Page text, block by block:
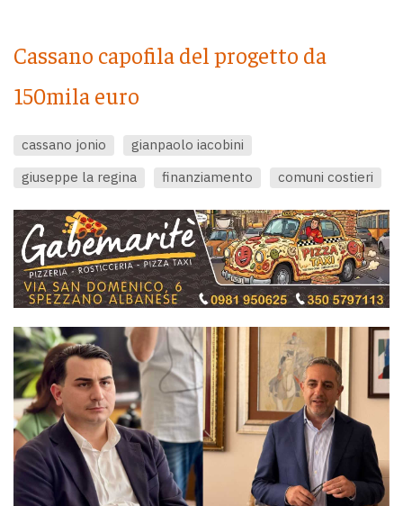
Cassano capofila del progetto da
150mila euro
cassano jonio
gianpaolo iacobini
giuseppe la regina
finanziamento comuni costieri